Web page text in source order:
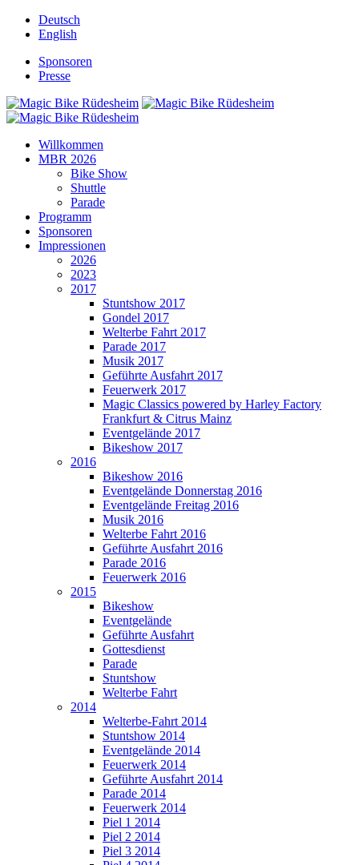
Deutsch
English
Sponsoren
Presse
Willkommen
MBR 2026
Bike Show
Shuttle
Parade
Programm
Sponsoren
Impressionen
2026
2023
2017
Stuntshow 2017
Gondel 2017
Welterbe Fahrt 2017
Parade 2017
Musik 2017
Geführte Ausfahrt 2017
Feuerwerk 2017
Magic Classics powered by Harley Factory
Frankfurt & Citrus Mainz
Eventgelände 2017
Bikeshow 2017
2016
Bikeshow 2016
Eventgelände Donnerstag 2016
Eventgelände Freitag 2016
Musik 2016
Welterbe Fahrt 2016
Geführte Ausfahrt 2016
Parade 2016
Feuerwerk 2016
2015
Bikeshow
Eventgelände
Geführte Ausfahrt
Gottesdienst
Parade
Stuntshow
Welterbe Fahrt
2014
Welterbe-Fahrt 2014
Stuntshow 2014
Eventgelände 2014
Feuerwerk 2014
Geführte Ausfahrt 2014
Parade 2014
Feuerwerk 2014
Piel 1 2014
Piel 2 2014
Piel 3 2014